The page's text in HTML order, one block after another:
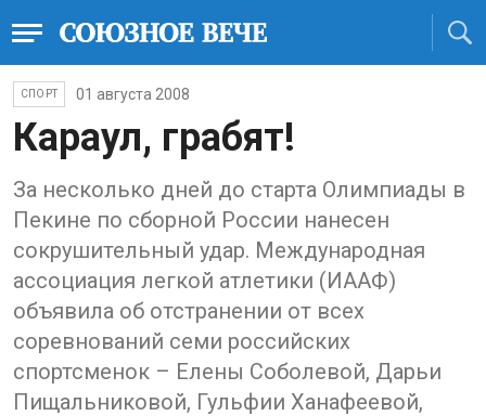
СПОРТ 01 августа 2008
Караул, грабят!
За несколько дней до старта Олимпиады в
Пекине по сборной России нанесен
сокрушительный удар. Международная
ассоциация легкой атлетики (ИAAФ)
объявила об отстранении от всех
соревнований семи российских
спортсменок – Елены Соболевой, Дарьи
Пищальниковой, Гульфии Ханафеевой,